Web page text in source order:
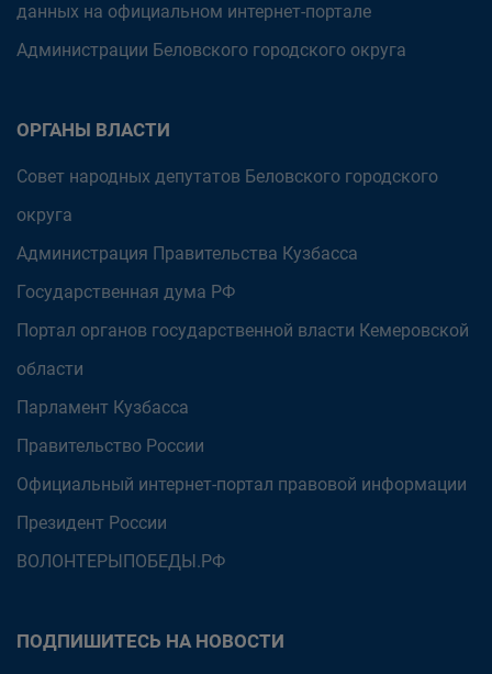
данных на официальном интернет-портале
Администрации Беловского городского округа
ОРГАНЫ ВЛАСТИ
Совет народных депутатов Беловского городского
округа
Администрация Правительства Кузбасса
Государственная дума РФ
Портал органов государственной власти Кемеровской
области
Парламент Кузбасса
Правительство России
Официальный интернет-портал правовой информации
Президент России
ВОЛОНТЕРЫПОБЕДЫ.РФ
ПОДПИШИТЕСЬ НА НОВОСТИ